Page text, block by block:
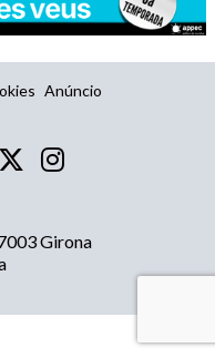
Anúncio
Girona